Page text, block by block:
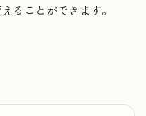
ることができます。